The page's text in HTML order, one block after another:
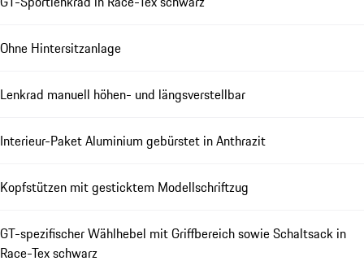
Ohne Hintersitzanlage
Lenkrad manuell höhen- und längsverstellbar
Interieur-Paket Aluminium gebürstet in Anthrazit
Kopfstützen mit gesticktem Modellschriftzug
GT-spezifischer Wählhebel mit Griffbereich sowie Schaltsack in
Race-Tex schwarz